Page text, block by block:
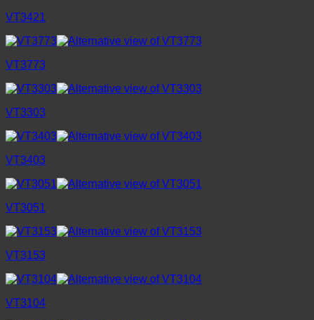
VT3421
VT3773
VT3303
VT3403
VT3051
VT3153
VT3104